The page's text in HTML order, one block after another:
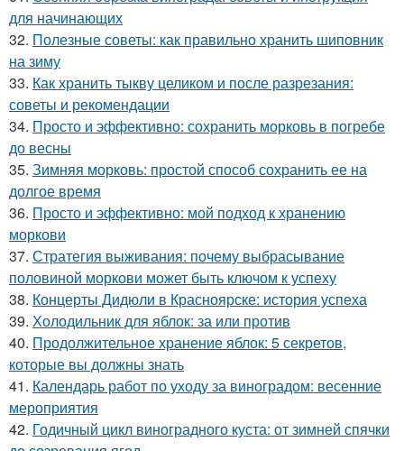
для начинающих
32. Полезные советы: как правильно хранить шиповник
на зиму
33. Как хранить тыкву целиком и после разрезания:
советы и рекомендации
34. Просто и эффективно: сохранить морковь в погребе
до весны
35. Зимняя морковь: простой способ сохранить ее на
долгое время
36. Просто и эффективно: мой подход к хранению
моркови
37. Стратегия выживания: почему выбрасывание
половиной моркови может быть ключом к успеху
38. Концерты Дидюли в Красноярске: история успеха
39. Холодильник для яблок: за или против
40. Продолжительное хранение яблок: 5 секретов,
которые вы должны знать
41. Календарь работ по уходу за виноградом: весенние
мероприятия
42. Годичный цикл виноградного куста: от зимней спячки